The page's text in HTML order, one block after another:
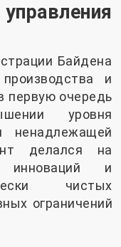
Байдена
и
первую очередь
уровня
ненадлежащей
делался на
инноваций и
чистых
ограничений